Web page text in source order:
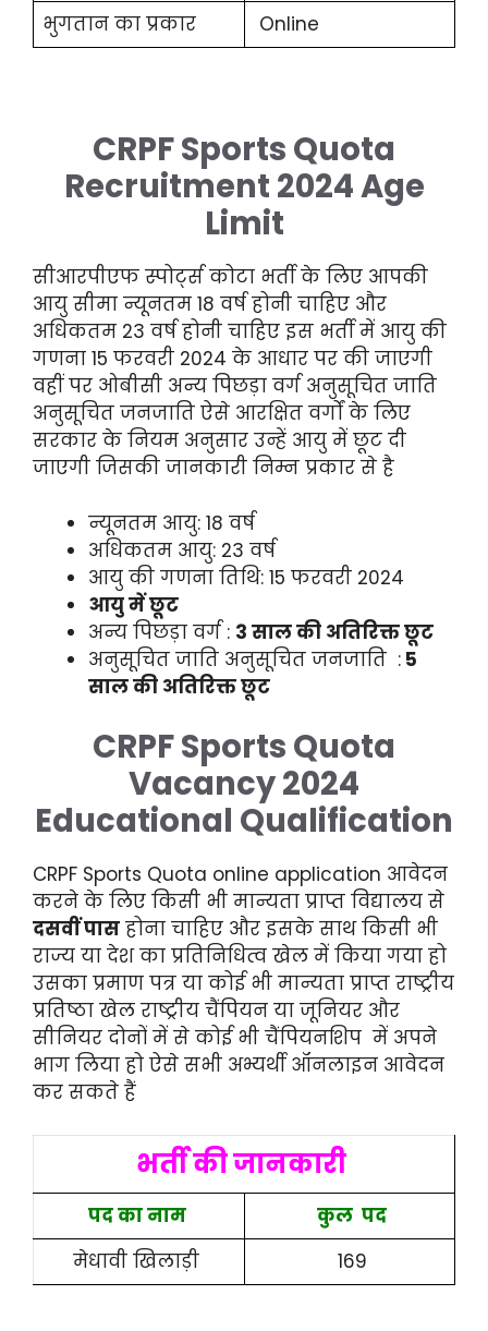
भुगतान का प्रकार Online
CRPF Sports Quota
Recruitment 2024 Age
Limit
सीआरपीएफ स्पोर्ट्स कोटा भर्ती के लिए आपकी
आयु सीमा न्यूनतम 18 वर्ष होनी चाहिए और
अधिकतम 23 वर्ष होनी चाहिए इस भर्ती में आयु की
गणना 15 फरवरी 2024 के आधार पर की जाएगी
वहीं पर ओबीसी अन्य पिछड़ा वर्ग अनुसूचित जाति
अनुसूचित जनजाति ऐसे आरक्षित वर्गों के लिए
सरकार के नियम अनुसार उन्हें आयु में छूट दी
जाएगी जिसकी जानकारी निम्न प्रकार से है
न्यूनतम आयु: 18 वर्ष
अधिकतम आयु: 23 वर्ष
आयु की गणना तिथि: 15 फरवरी 2024
आयु में छूट
अन्य पिछड़ा वर्ग : 3 साल की अतिरिक्त छूट
अनुसूचित जाति अनुसूचित जनजाति : 5
साल की अतिरिक्त छूट
CRPF Sports Quota
Vacancy 2024
Educational Qualification
CRPF Sports Quota online application आवेदन
करने के लिए किसी भी मान्यता प्राप्त विद्यालय से
दसवीं पास होना चाहिए और इसके साथ किसी भी
राज्य या देश का प्रतिनिधित्व खेल में किया गया हो
उसका प्रमाण पत्र या कोई भी मान्यता प्राप्त राष्ट्रीय
प्रतिष्ठा खेल राष्ट्रीय चैंपियन या जूनियर और
सीनियर दोनों में से कोई भी चैंपियनशिप में अपने
भाग लिया हो ऐसे सभी अभ्यर्थी ऑनलाइन आवेदन
कर सकते हैं
भर्ती की जानकारी
पद का नाम कुल पद
मेधावी खिलाड़ी
169